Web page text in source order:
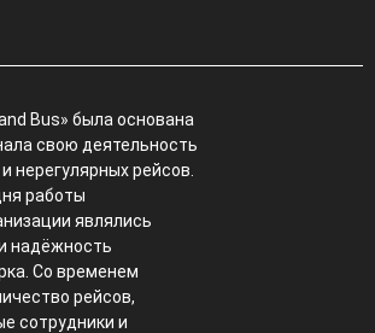
Bus» была основана
свою деятельность
нерегулярных рейсов.
работы
являлись
надёжность
Со временем
рейсов,
сотрудники и